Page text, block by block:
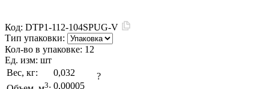
Код: DTP1-112-104SPUG-V
Тип упаковки:
Кол-во в упаковке: 12
Ед. изм: шт
Вес, кг:
0,032
3 0,00005
?